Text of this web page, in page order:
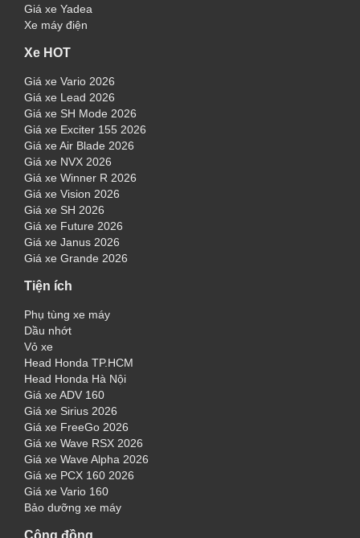
Giá xe Yadea
Xe máy điện
Xe HOT
Giá xe Vario 2026
Giá xe Lead 2026
Giá xe SH Mode 2026
Giá xe Exciter 155 2026
Giá xe Air Blade 2026
Giá xe NVX 2026
Giá xe Winner R 2026
Giá xe Vision 2026
Giá xe SH 2026
Giá xe Future 2026
Giá xe Janus 2026
Giá xe Grande 2026
Tiện ích
Phụ tùng xe máy
Dầu nhớt
Vỏ xe
Head Honda TP.HCM
Head Honda Hà Nội
Giá xe ADV 160
Giá xe Sirius 2026
Giá xe FreeGo 2026
Giá xe Wave RSX 2026
Giá xe Wave Alpha 2026
Giá xe PCX 160 2026
Giá xe Vario 160
Bảo dưỡng xe máy
Cộng đồng